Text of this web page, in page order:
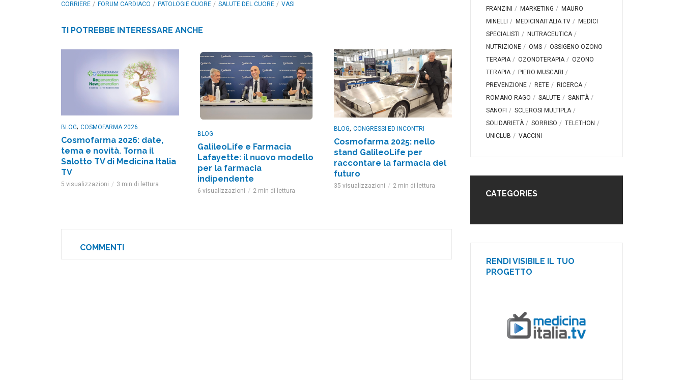
CORRIERE FORUM CARDIACO PATOLOGIE CUORE SALUTE DEL CUORE VASI
TI POTREBBE INTERESSARE ANCHE
BLOG, COSMOFARMA 2026
Cosmofarma 2026: date,
tema e novità. Torna il
Salotto TV di Medicina Italia
TV
5 visualizzazioni 3 min di lettura
BLOG
GalileoLife e Farmacia
Lafayette: il nuovo modello
per la farmacia
indipendente
6 visualizzazioni 2 min di lettura
BLOG, CONGRESSI ED INCONTRI
Cosmofarma 2025: nello
stand GalileoLife per
raccontare la farmacia del
futuro
35 visualizzazioni 2 min di lettura
COMMENTI
FRANZINI
MARKETING
MAURO
MINELLI
MEDICINAITALIA.TV
MEDICI
SPECIALISTI
NUTRACEUTICA
NUTRIZIONE
OMS
OSSIGENO OZONO
TERAPIA
OZONOTERAPIA
OZONO
TERAPIA
PIERO MUSCARI
PREVENZIONE
RETE
RICERCA
ROMANO RAGO
SALUTE
SANITÀ
SANOFI
SCLEROSI MULTIPLA
SOLIDARIETÀ
SORRISO
TELETHON
UNICLUB
VACCINI
CATEGORIES
RENDI VISIBILE IL TUO
PROGETTO